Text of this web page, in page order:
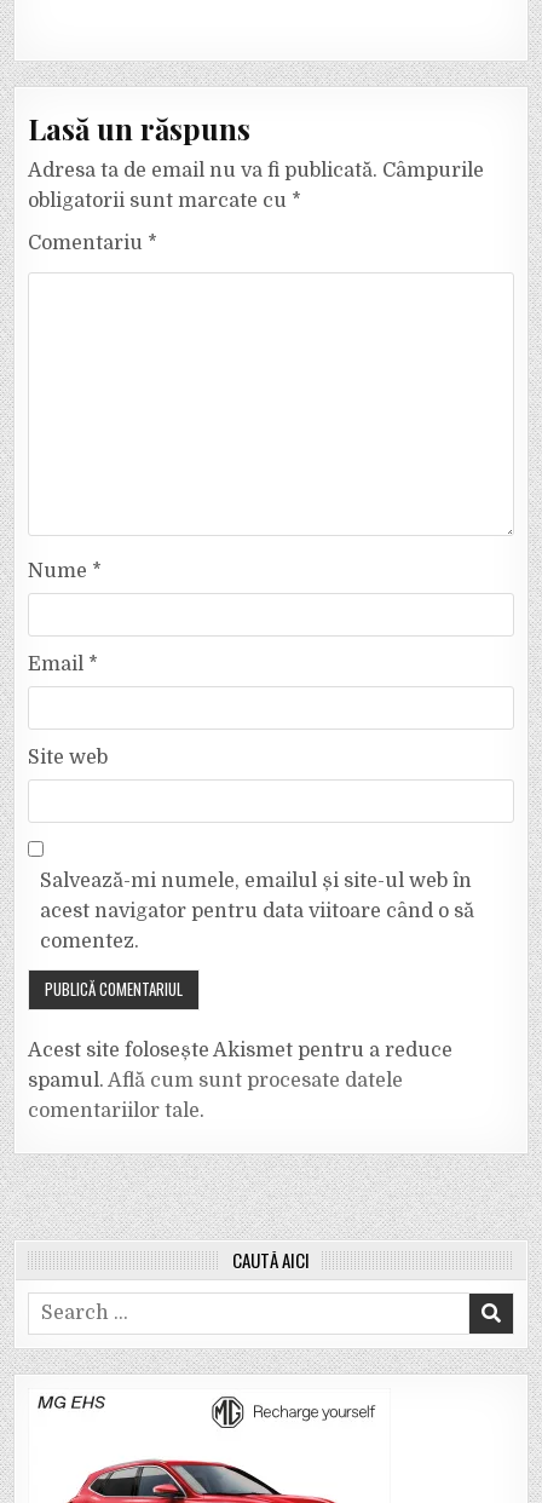
Lasă un răspuns
Adresa ta de email nu va fi publicată. Câmpurile
obligatorii sunt marcate cu *
Comentariu *
Nume *
Email *
Site web
Salvează-mi numele, emailul și site-ul web în
acest navigator pentru data viitoare când o să
comentez.
Acest site folosește Akismet pentru a reduce
spamul.Află cum sunt procesate datele
comentariilor tale.
CAUTĂ AICI
Search
for: